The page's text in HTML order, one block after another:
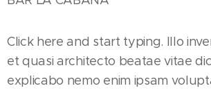
Click here and start typing. Illo
et quasi architecto beatae vitae
explicabo nemo enim ipsam